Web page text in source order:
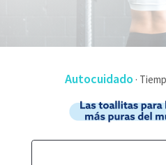
Autocuidado ·